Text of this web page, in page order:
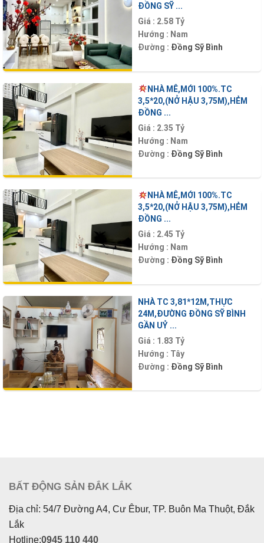
ĐỒNG SỸ ...
Giá : 2.58 Tỷ
Hướng : Nam
Đường : Đồng Sỹ Bình
NHÀ MÊ,MỚI 100%.TC
3,5*20,(NỞ HẬU 3,75M),HẺM
ĐỒNG ...
Giá : 2.35 Tỷ
Hướng : Nam
Đường : Đồng Sỹ Bình
NHÀ MÊ,MỚI 100%.TC
3,5*20,(NỞ HẬU 3,75M),HẺM
ĐỒNG ...
Giá : 2.45 Tỷ
Hướng : Nam
Đường : Đồng Sỹ Bình
NHÀ TC 3,81*12M,THỰC
24M,ĐƯỜNG ĐỒNG SỸ BÌNH
GẦN UỶ ...
Giá : 1.83 Tỷ
Hướng : Tây
Đường : Đồng Sỹ Bình
BẤT ĐỘNG SẢN ĐẮK LẮK
Địa chỉ: 54/7 Đường A4, Cư Êbur, TP. Buôn Ma Thuột, Đắk
Lắk
Hotline:0945 110 440